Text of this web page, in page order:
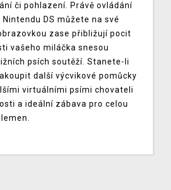
či pohlazení. Právě ovládání
DS můžete na své
zase přibližují pocit
vašeho miláčka snesou
psích soutěží. Stanete-li
další výcvikové pomůcky
virtuálními psími chovateli
a ideální zábava pro celou